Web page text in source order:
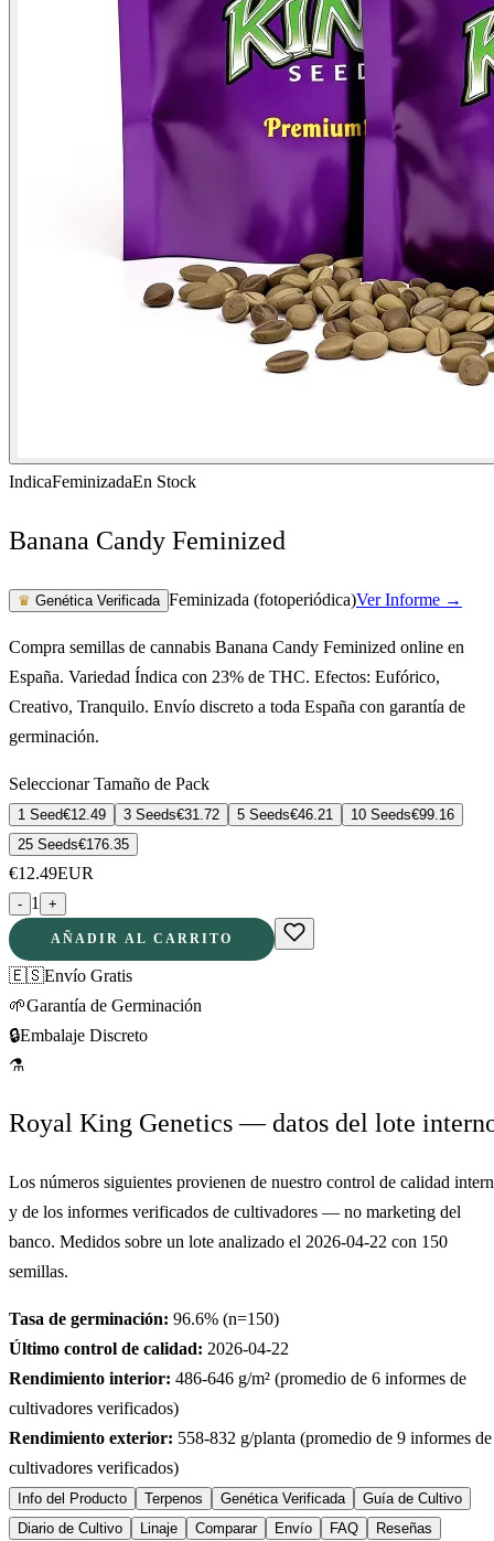
IndicaFeminizadaEn Stock
Banana Candy Feminized
♛ Genética Verificada Feminizada (fotoperiódica)Ver Informe →
Compra semillas de cannabis Banana Candy Feminized online en
España. Variedad Índica con 23% de THC. Efectos: Eufórico,
Creativo, Tranquilo. Envío discreto a toda España con garantía de
germinación.
Seleccionar Tamaño de Pack
1 Seed€12.49 3 Seeds€31.72 5 Seeds€46.21 10 Seeds€99.16
25 Seeds€176.35
€12.49EUR
- 1 +
AÑADIR AL CARRITO
🇪🇸Envío Gratis
🌱Garantía de Germinación
🔒Embalaje Discreto
⚗
Royal King Genetics — datos del lote
Los números siguientes provienen de nuestro control de calidad
y de los informes verificados de cultivadores — no marketing del
banco. Medidos sobre un lote analizado el 2026-04-22 con 150
semillas.
Tasa de germinación: 96.6% (n=150)
Último control de calidad: 2026-04-22
Rendimiento interior: 486-646 g/m² (promedio de 6 informes de
cultivadores verificados)
Rendimiento exterior: 558-832 g/planta (promedio de 9 informes de
cultivadores verificados)
Info del Producto Terpenos Genética Verificada
Guía de Cultivo
Diario de Cultivo
Linaje Comparar Envío FAQ Reseñas